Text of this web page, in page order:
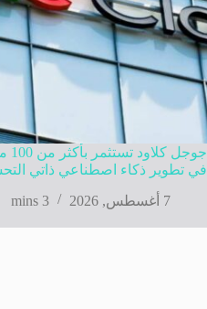
في تطوير ذكاء اصطناعي ذاتي
7 أغسطس, 2026
3 mins